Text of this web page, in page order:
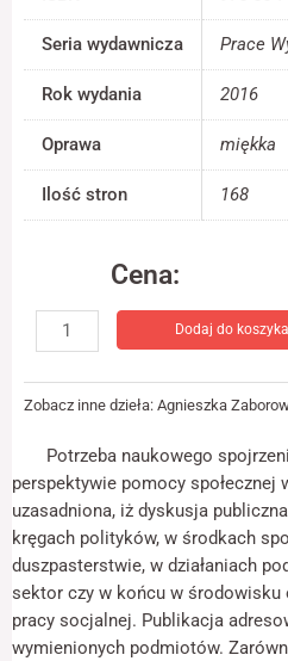
Seria wydawnicza Prace
Rok wydania 2016
Oprawa miękka
Ilość stron 168
Cena:
ilość
Dostrzegać
Bezdomność
w
perspektywie
pomocy
społecznej
Dodaj do koszyka
Zobacz inne dzieła: Agnieszka
Potrzeba naukowego
perspektywie pomocy społecz­nej
uzasadniona, iż dyskusja
kręgach polityków, w środkach
duszpaster­stwie, w działaniach
sektor czy w końcu w środowisku
pracy socjalnej. Publikacja
wymienionych podmiotów.